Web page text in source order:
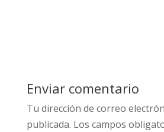
Enviar comentario
Tu dirección de correo
publicada. Los campos